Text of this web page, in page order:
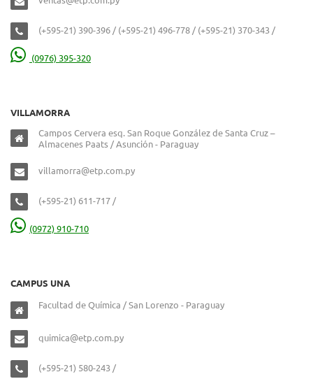
(+595-21) 390-396 / (+595-21) 496-778 / (+595-21) 370-343 /
(0976) 395-320
VILLAMORRA
Campos Cervera esq. San Roque González de Santa Cruz –
Almacenes Paats / Asunción - Paraguay
villamorra@etp.com.py
(+595-21) 611-717 /
(0972) 910-710
CAMPUS UNA
Facultad de Química / San Lorenzo - Paraguay
quimica@etp.com.py
(+595-21) 580-243 /